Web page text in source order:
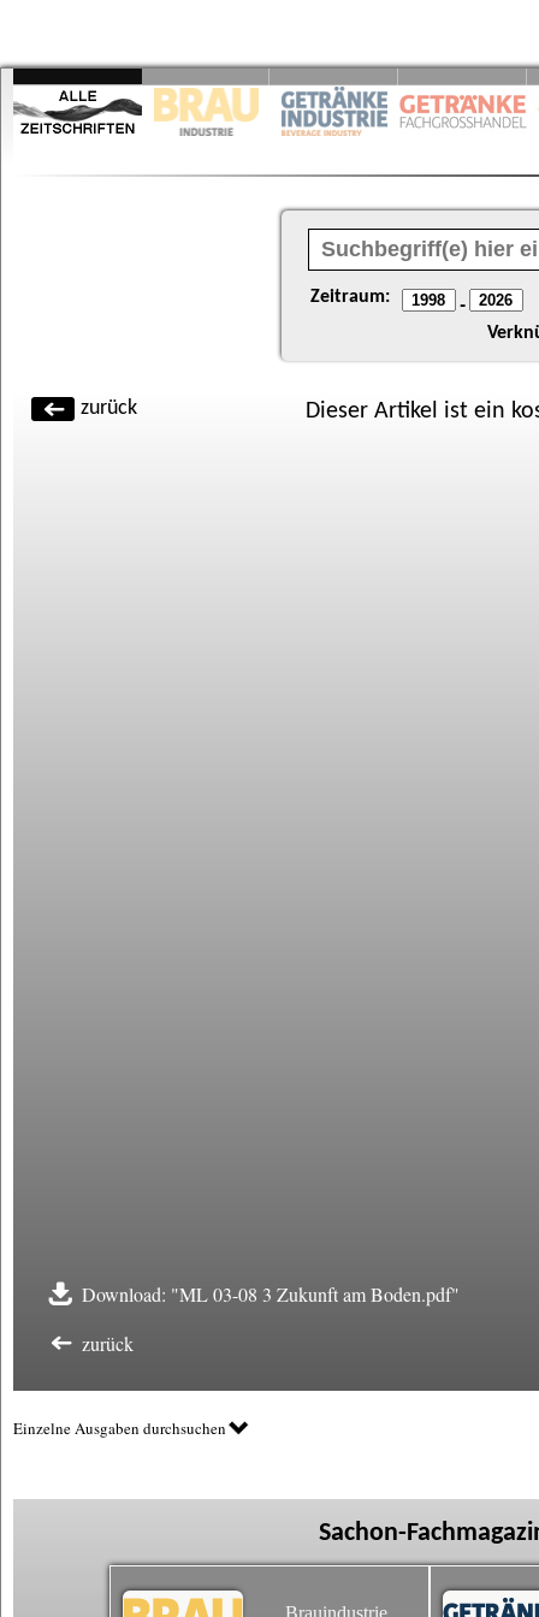
Zeitraum: -
zurück Dieser Artikel ist ein
Download: "ML 03-08 3 Zukunft am Boden.pdf"
zurück
Einzelne Ausgaben durchsuchen
Sachon-
Brauindustrie